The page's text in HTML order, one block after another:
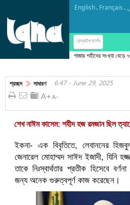
English. Français.
ডেস্কটপ ভার্শন
গাজার শহীদের সংখ্যা বেড়ে
প্রচ্ছদ সাধারণ 6:47 - June 29, 2025
শেখ নাঈম কাসেম: শহীদ হজ রমজান ছিল
ইকনা- এক বিবৃতিতে, লেবাননের
জেনারেল মোহাম্মদ সাঈদ ইজাদী, যিনি
তাকে নিঃস্বার্থতার প্রতীক হিসেবে
জন্য অনেক গুরুত্বপূর্ণ কাজ করেছেন।